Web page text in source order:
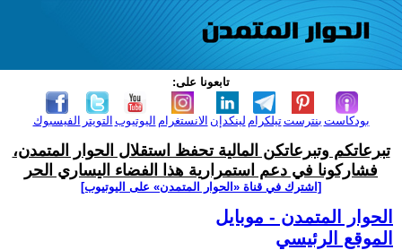
تابعونا على:
الفيسبوك التويتر اليوتيوب الانستغرام لينكدإن تيلكرامبنترست بودكاست
تبرعاتكم وتبرعاتكن المالية تحفظ استقلال الحوار المتمدن،
فشاركونا في دعم استمرارية هذا الفضاء اليساري الحر
[اشترك في قناة ‫«الحوار المتمدن» على اليوتيوب]
الحوار المتمدن - موبايل
الموقع الرئيسي